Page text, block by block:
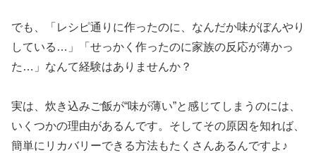
でも、「レシピ通りに作ったのに、なんだか味がぼんやり
している…」「せっかく作ったのに家族の反応が薄かっ
た…」なんて経験はありませんか？
実は、炊き込みご飯が“味が薄い”と感じてしまうのには、
いくつかの理由があるんです。そしてその原因を知れば、
簡単にリカバリーできる方法もたくさんあるんですよ♪